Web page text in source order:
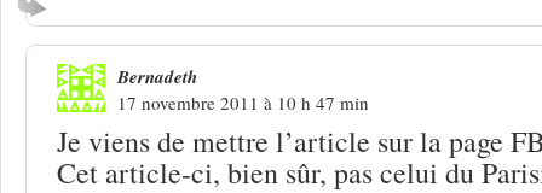
Bernadeth
17 novembre 2011 à 10 h 47 min
Je viens de mettre l’article sur la page
Cet article-ci, bien sûr, pas celui du